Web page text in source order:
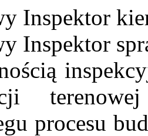
Inspektor
Inspektor
procesu